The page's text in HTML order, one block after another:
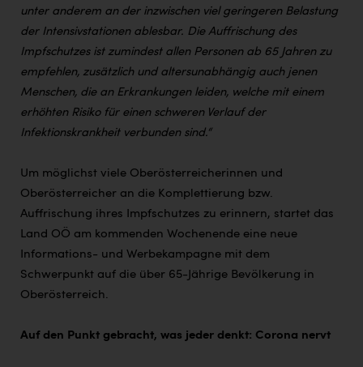
unter anderem an der inzwischen viel geringeren Belastung
der Intensivstationen ablesbar. Die Auffrischung des
Impfschutzes ist zumindest allen Personen ab 65 Jahren zu
empfehlen, zusätzlich und altersunabhängig auch jenen
Menschen, die an Erkrankungen leiden, welche mit einem
erhöhten Risiko für einen schweren Verlauf der
Infektionskrankheit verbunden sind.“
Um möglichst viele Oberösterreicherinnen und
Oberösterreicher an die Komplettierung bzw.
Auffrischung ihres Impfschutzes zu erinnern, startet das
Land OÖ am kommenden Wochenende eine neue
Informations- und Werbekampagne mit dem
Schwerpunkt auf die über 65-Jährige Bevölkerung in
Oberösterreich.
Auf den Punkt gebracht, was jeder denkt: Corona nervt